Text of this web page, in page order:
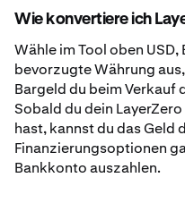
Wie konvertiere ich
Wähle im Tool oben USD,
bevorzugte Währung
Bargeld du beim Verkauf
Sobald du dein
hast, kannst du das Geld
Finanzierungsoptionen
Bankkonto auszahlen.